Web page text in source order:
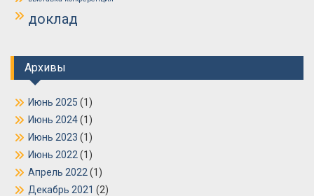
доклад
Архивы
Июнь 2025 (1)
Июнь 2024(1)
Июнь 2023 (1)
Июнь 2022 (1)
Апрель 2022 (1)
Декабрь 2021 (2)